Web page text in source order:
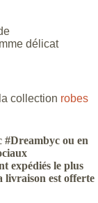
délicat
collection robes
#Dreambyc ou en
expédiés le plus
livraison est offerte